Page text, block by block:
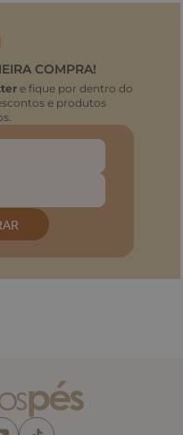
COMPRA!
e fique por dentro do
e produtos